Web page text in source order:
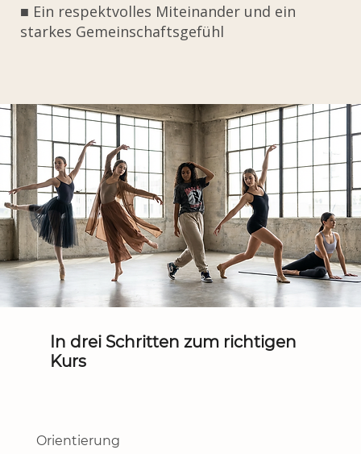
■ Ein respektvolles Miteinander und ein
starkes Gemeinschaftsgefühl
In drei Schritten zum richtigen
Kurs
Orientierung